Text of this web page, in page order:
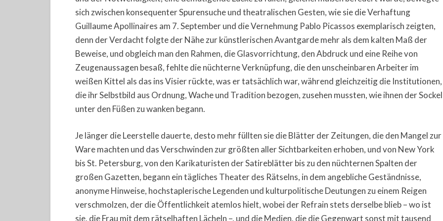
sich zwischen konsequenter Spurensuche und theatralischen Gesten, wie sie die Verhaftung
Guillaume Apollinaires am 7. September und die Vernehmung Pablo Picassos exempla­risch zeigten,
denn der Verdacht folgte der Nähe zur künstlerischen Avantgarde mehr als dem kalten Maß der
Beweise, und obgleich man den Rahmen, die Glasvorrichtung, den Abdruck und eine Reihe von
Zeugenaussagen besaß, fehlte die nüchterne Verknüpfung, die den unscheinbaren Arbeiter im
weißen Kittel als das ins Visier rückte, was er tatsächlich war, während gleichzeitig die Institutionen,
die ihr Selbstbild aus Ordnung, Wache und Tradition bezogen, zusehen mussten, wie ihnen der Sockel
unter den Füßen zu wanken begann.
Je länger die Leerstelle dauerte, desto mehr füllten sie die Blätter der Zeitungen, die den Mangel zur
Ware machten und das Verschwinden zur größten aller Sichtbarkeiten erhoben, und von New York
bis St. Petersburg, von den Karikaturisten der Satireblätter bis zu den nüchternen Spalten der
großen Gazetten, begann ein tägliches Theater des Rätselns, in dem angebliche Geständnisse,
anonyme Hinweise, hochstaplerische Legenden und kulturpolitische Deutungen zu einem Reigen
verschmolzen, der die Öffentlichkeit atemlos hielt, wobei der Refrain stets derselbe blieb – wo ist
sie, die Frau mit dem rätselhaften Lächeln –, und die Medien, die die Gegenwart sonst mit tausend